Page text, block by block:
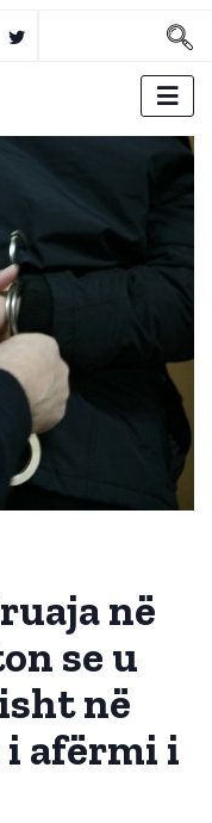
në
se u
në
i afërmi i